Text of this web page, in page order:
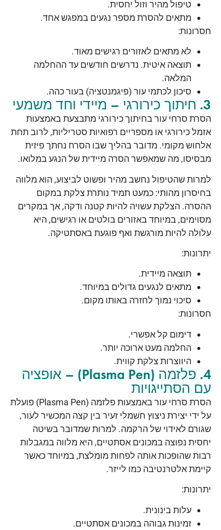
טיפול מהיר וזול יחסית.
מתאים להסרת מספר נגעים במפגש אחד.
חסרונות:
לא מתאים לאזורים רגישים מאוד.
תוצאה איטית. נדרשים חודשים עד ההחלמה
המלאה.
סיכון לכתמי עור (פיגמנטציה) בעור כהה.
3. חיתוך כירורגי – מיידי וחד משמעי
הסרת סרחי עור בחיתוך כירורגי מתבצעת באמצעות
אזמל כירורגי או מספריים רפואיות סטריליות, לרוב תחת
אלחוש מקומי. מדובר בהליך שבו הסרח נחתך פיזית
מבסיסו, מה שמאפשר הסרה מיידית של הנגע במלואו.
למרות שהטיפול נחשב מהיר ופשוט לביצוע, הוא מלווה
בחיסרון מהותי: כמעט תמיד נותרת צלקת במקום
ההסרה. הצלקת עשויה להיות קטנה ודקה, אך במקרים
מסוימים, במיוחד באזורים בולטים או רגישים, היא
עלולה להיות מורגשת ואף פוגעת באסתטיקה.
יתרונות:
תוצאה מיידית.
מתאים לנגעים גדולים במיוחד.
סיכוי נמוך לחזרה באותו מקום.
חסרונות:
דימום קל אפשרי.
החלמה מעט ארוכה יותר.
היווצרות צלקת קווית.
4. פלזמה (Plasma Pen) – אופציה
עם הסתייגויות
הסרת סרחי עור באמצעות פלזמה (Plasma Pen) פועלת
על ידי יצירת ניצוץ חשמלי זעיר בין קצה המכשיר לעור,
שגורם לאידוי של הרקמה. למרות שמדובר בשיטה
יחסית נפוצה במכונים אסתטיים, היא מלווה במגבלות
רבות שהופכות אותה לפחות מומלצת, במיוחד כאשר
קיימת אלטרנטיבה כמו לייזר.
יתרונות:
עלות בינונית.
זמינות גבוהה במכונים אסתטיים.